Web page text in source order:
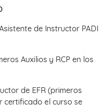
de Instructor PADI
Auxilios y RCP en los
de EFR (primeros
certificado el curso se